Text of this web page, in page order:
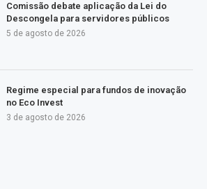
Comissão debate aplicação da Lei do
Descongela para servidores públicos
5 de agosto de 2026
Regime especial para fundos de inovação
no Eco Invest
3 de agosto de 2026